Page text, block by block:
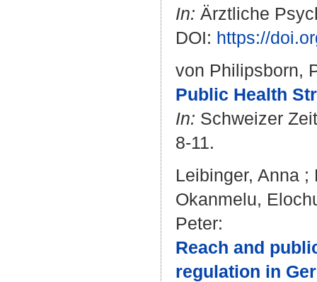
In: Ärztliche
DOI: https://
von Philipsborn,
Public Health
In: Schweizer
8-11.
Leibinger, Anna ;
Okanmelu,
Peter:
Reach and
regulation in